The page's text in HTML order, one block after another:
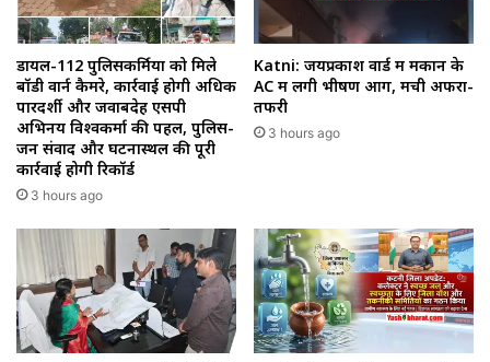
डायल-112 पुलिसकर्मियों को मिले
बॉडी वार्न कैमरे, कार्रवाई होगी अधिक
पारदर्शी और जवाबदेह एसपी
अभिनय विश्वकर्मा की पहल, पुलिस-
जन संवाद और घटनास्थल की पूरी
कार्रवाई होगी रिकॉर्ड
3 hours ago
Katni: जयप्रकाश वार्ड में मकान के
AC में लगी भीषण आग, मची अफरा-
तफरी
3 hours ago